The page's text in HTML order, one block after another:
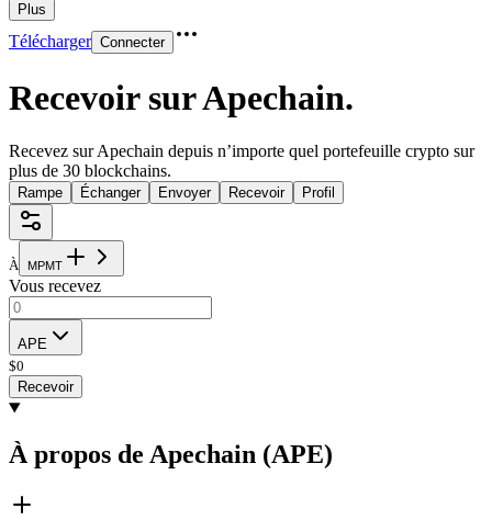
Plus
Télécharger Connecter
Recevoir sur Apechain.
Recevez sur Apechain depuis n’importe quel portefeuille crypto sur
plus de 30 blockchains.
Rampe Échanger Envoyer Recevoir Profil
À MPMT
Vous recevez
APE
$0
Recevoir
À propos de Apechain (APE)